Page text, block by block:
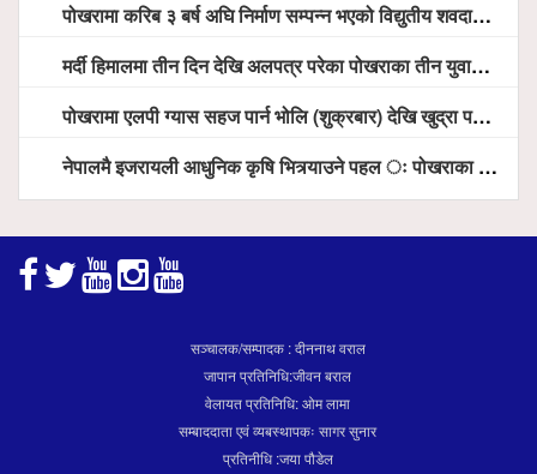
पोखरामा करिब ३ बर्ष अघि निर्माण सम्पन्न भएको विद्युतीय शवदाह गृह अझै संचालनमा आउन सकेन, तत्काल संचालन गर्न स्थानियको माग
मर्दी हिमालमा तीन दिन देखि अलपत्र परेका पोखराका तीन युवाको सशस्त्र प्रहरी सहितको टोलीको साहसिक उद्धार
पोखरामा एलपी ग्यास सहज पार्न भोलि (शुक्रबार) देखि खुद्रा पसलबाटै बिक्रि वितरण हुने, स्टोर नगर्न आग्रह
नेपालमै इजरायली आधुनिक कृषि भित्र्याउने पहल ः पोखराका मेयर धनराज आचार्य र इजरायली राजदूतबीच सहकार्य विस्तारको संकेत
सञ्चालक/सम्पादक : दीननाथ वराल
जापान प्रतिनिधि:जीवन बराल
वेलायत प्रतिनिधि: ओम लामा
सम्बाददाता एवं व्यबस्थापकः सागर सुनार
प्रतिनीधि :जया पौडेल